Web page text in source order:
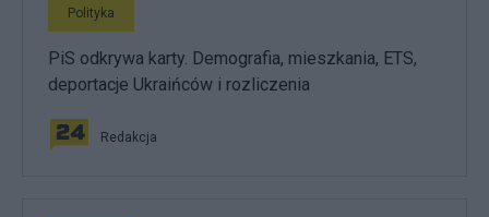
Polityka
PiS odkrywa karty. Demografia, mieszkania, ETS,
deportacje Ukraińców i rozliczenia
Redakcja